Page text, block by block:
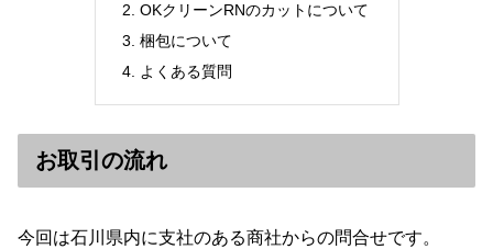
OKクリーンRNのカットについて
梱包について
よくある質問
お取引の流れ
今回は石川県内に支社のある商社からの問合せです。